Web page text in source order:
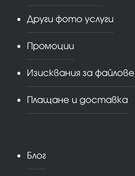
Други фото услуги
Промоции
Изисквания за файлове
Плащане и доставка
Блог